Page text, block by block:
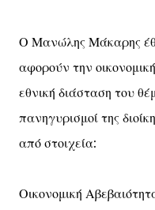
Ο Μανώλης Μάκαρης
αφορούν την
εθνική διάσταση του
πανηγυρισμοί της
από στοιχεία:
Οικονομική